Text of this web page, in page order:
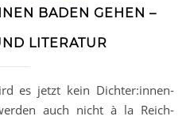
BADEN GEHEN –
LITERATUR
auch nicht à la Reich-